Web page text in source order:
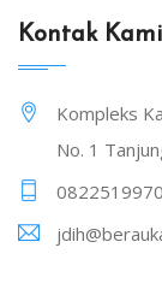
Kontak Kami
Kompleks
No. 1